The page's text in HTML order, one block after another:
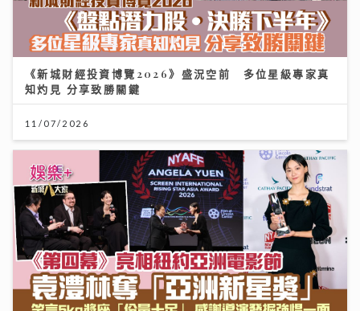
《新城財經投資博覽2026》盛況空前 多位星級專家真
知灼見 分享致勝關鍵
11/07/2026